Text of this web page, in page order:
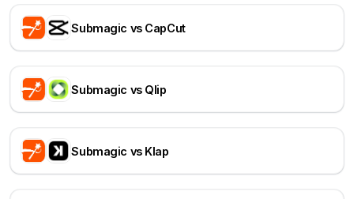
Submagic vs CapCut
Submagic vs Qlip
Submagic vs Klap